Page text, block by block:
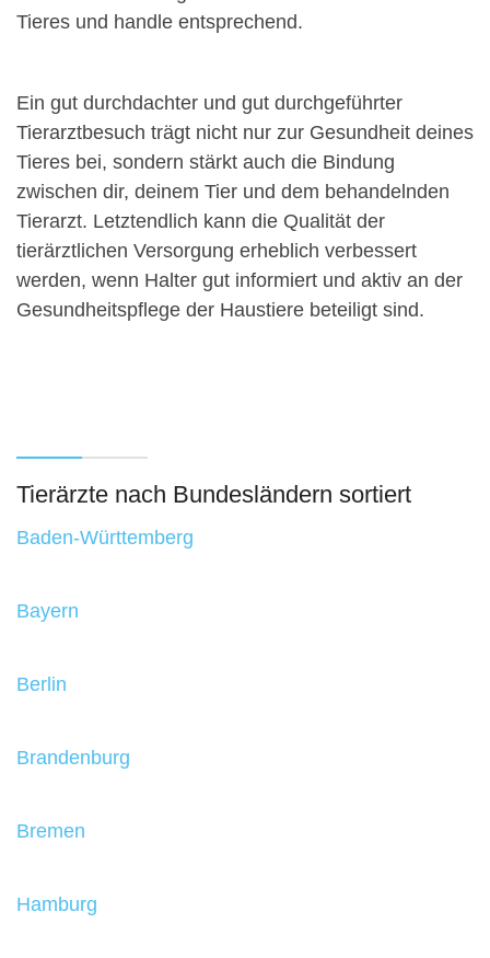
Tieres und handle entsprechend.
Ein gut durchdachter und gut durchgeführter
Tierarztbesuch trägt nicht nur zur Gesundheit deines
Tieres bei, sondern stärkt auch die Bindung
zwischen dir, deinem Tier und dem behandelnden
Tierarzt. Letztendlich kann die Qualität der
tierärztlichen Versorgung erheblich verbessert
werden, wenn Halter gut informiert und aktiv an der
Gesundheitspflege der Haustiere beteiligt sind.
Tierärzte nach Bundesländern sortiert
Baden-Württemberg
Bayern
Berlin
Brandenburg
Bremen
Hamburg